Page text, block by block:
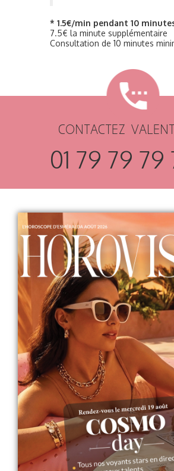
* 1.5€/min pendant 10
7.5€ la minute supplémentaire
Consultation de 10 minutes
CONTACTEZ
01 79 79 79